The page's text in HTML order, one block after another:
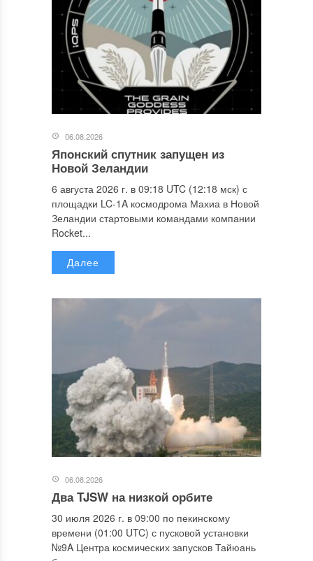
06.08.2026
Японский спутник запущен из
Новой Зеландии
6 августа 2026 г. в 09:18 UTC (12:18 мск) с
площадки LC-1A космодрома Махиа в Новой
Зеландии стартовыми командами компании
Rocket...
Далее
06.08.2026
Два TJSW на низкой орбите
30 июля 2026 г. в 09:00 по пекинскому
времени (01:00 UTC) с пусковой установки
№9A Центра космических запусков Тайюань